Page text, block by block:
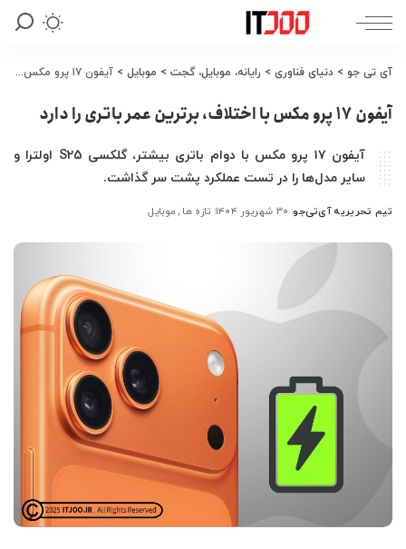
آی تی جو > دنیای فناوری > رایانه، موبایل، گجت > موبایل > آیفون ۱۷ پرو مکس با اختلاف، برترین عمر باتری را دارد
آیفون ۱۷ پرو مکس با اختلاف، برترین عمر باتری را دارد
آیفون ۱۷ پرو مکس با دوام باتری بیشتر، گلکسی S25 اولترا و
سایر مدل‌ها را در تست عملکرد پشت سر گذاشت.
ارسال
توسط
تیم تحریریه آی‌تی‌جو ۳۰ شهریور ۱۴۰۴ تازه ها موبایل